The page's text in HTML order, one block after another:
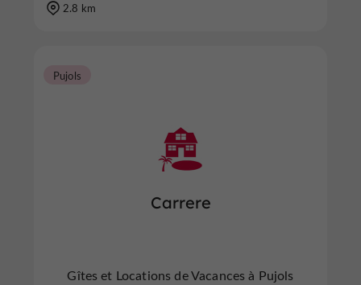
2.8 km
Carrere
Pujols
Gîtes et Locations de Vacances à Pujols